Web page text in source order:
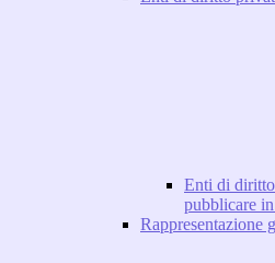
Enti di
pubblicare
Rappresentazione